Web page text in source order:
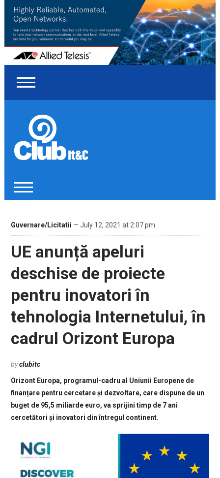
Guvernare/Licitatii — July 12, 2021 at 2:07 pm
UE anunță apeluri
deschise de proiecte
pentru inovatori în
tehnologia Internetului, în
cadrul Orizont Europa
byclubitc
Orizont Europa, programul-cadru al Uniunii Europene de
finanțare pentru cercetare și dezvoltare, care dispune de un
buget de 95,5 miliarde euro, va sprijini timp de 7 ani
cercetători și inovatori din întregul continent.